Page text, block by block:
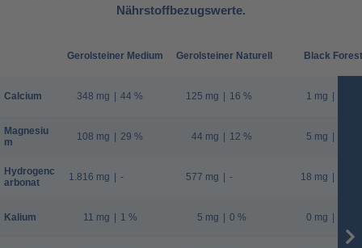
Nährstoffbezugswerte.
Calcium
Magnesiu
m
Hydrogenc
arbonat
Kalium
Gerolsteiner Medium
348 mg | 44 %
108 mg | 29 %
1.816 mg | -
11 mg | 1 %
Gerolsteiner Naturell
125 mg | 16 %
44 mg | 12 %
577 mg | -
5 mg | 0 %
Black Forest
1 mg |
5 mg |
18 mg |
0 mg |